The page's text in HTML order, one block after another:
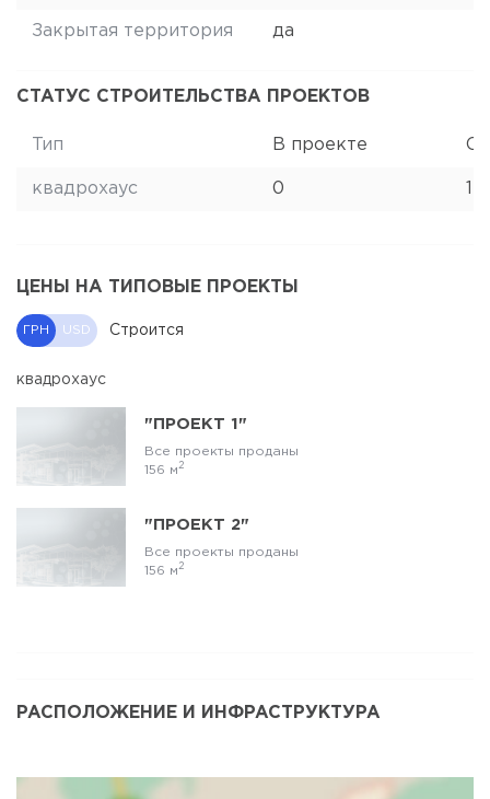
Закрытая территория да
СТАТУС СТРОИТЕЛЬСТВА ПРОЕКТОВ
Тип В проекте
квадрохаус 0
ЦЕНЫ НА ТИПОВЫЕ ПРОЕКТЫ
ГРН USD Строится
квадрохаус
"ПРОЕКТ 1"
Все проекты проданы
156 м 2
"ПРОЕКТ 2"
Все проекты проданы
156 м 2
РАСПОЛОЖЕНИЕ И ИНФРАСТРУКТУРА